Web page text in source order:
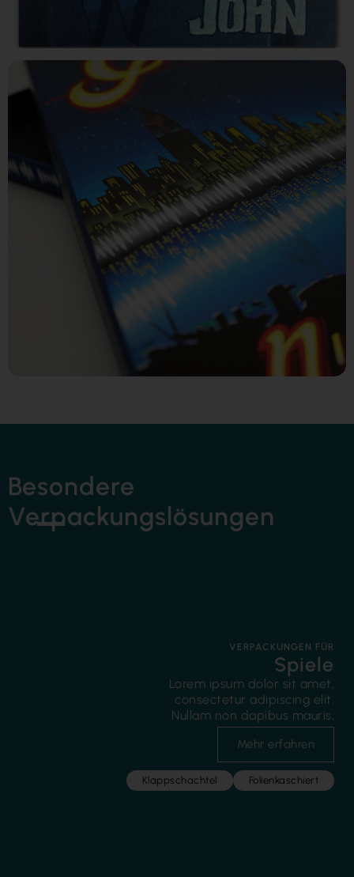
Besondere
Verpackungslösungen
VERPACKUNGEN FÜR
Spiele
Lorem ipsum dolor sit amet,
consectetur adipiscing elit.
Nullam non dapibus mauris,
Mehr erfahren
Klappschachtel Folienkaschiert